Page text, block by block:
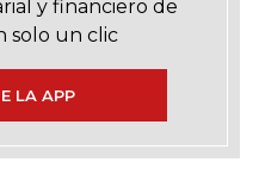
y financiero de
solo un clic
LA APP